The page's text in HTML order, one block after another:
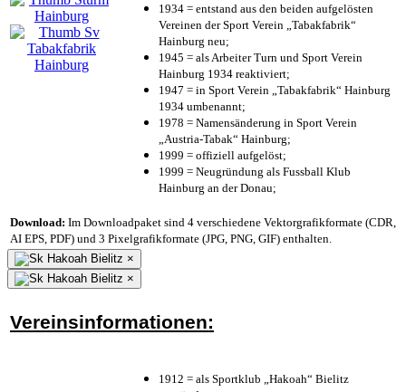
1934 = entstand aus den beiden aufgelösten
Vereinen der Sport Verein „Tabakfabrik“
Hainburg neu;
1945 = als Arbeiter Turn und Sport Verein
Hainburg 1934 reaktiviert;
1947 = in Sport Verein „Tabakfabrik“ Hainburg
1934 umbenannt;
1978 = Namensänderung in Sport Verein
„Austria-Tabak“ Hainburg;
1999 = offiziell aufgelöst;
1999 = Neugründung als Fussball Klub
Hainburg an der Donau;
Download: Im Downloadpaket sind 4 verschiedene Vektorgrafikformate (CDR,
AI EPS, PDF) und 3 Pixelgrafikformate (JPG, PNG, GIF) enthalten.
×
×
Vereinsinformationen:
1912 = als Sportklub „Hakoah“ Bielitz